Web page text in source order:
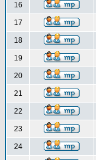
16
17
18
19
20
21
22
23
24